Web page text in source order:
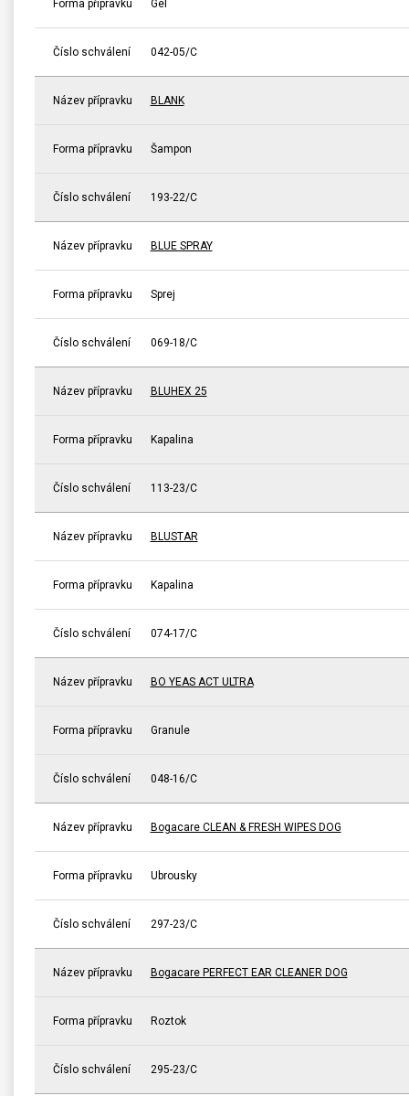
Forma přípravku Gel
Číslo schválení 042-05/C
Název přípravku BLANK
Forma přípravku Šampon
Číslo schválení 193-22/C
Název přípravku BLUE SPRAY
Forma přípravku Sprej
Číslo schválení 069-18/C
Název přípravku BLUHEX 25
Forma přípravku Kapalina
Číslo schválení 113-23/C
Název přípravku BLUSTAR
Forma přípravku Kapalina
Číslo schválení 074-17/C
Název přípravku BO YEAS ACT ULTRA
Forma přípravku Granule
Číslo schválení 048-16/C
Název přípravku Bogacare CLEAN & FRESH WIPES DOG
Forma přípravku Ubrousky
Číslo schválení 297-23/C
Název přípravku Bogacare PERFECT EAR CLEANER DOG
Forma přípravku Roztok
Číslo schválení 295-23/C